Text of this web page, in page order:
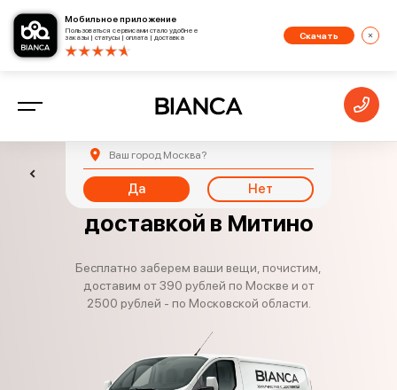
Мобильное приложение
Пользоваться сервисами стало удобнее
заказы | статусы | оплата | доставка
Скачать
Ваш город Москва?
Да Нет
Химчистка с
доставкой в Митино
Бесплатно заберем ваши вещи, почистим,
доставим от 390 рублей по Москве и от
2500 рублей - по Московской области.